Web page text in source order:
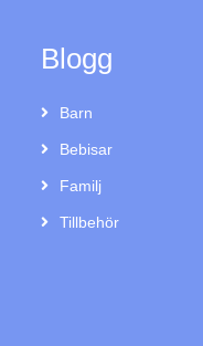
Blogg
Barn
Bebisar
Familj
Tillbehör